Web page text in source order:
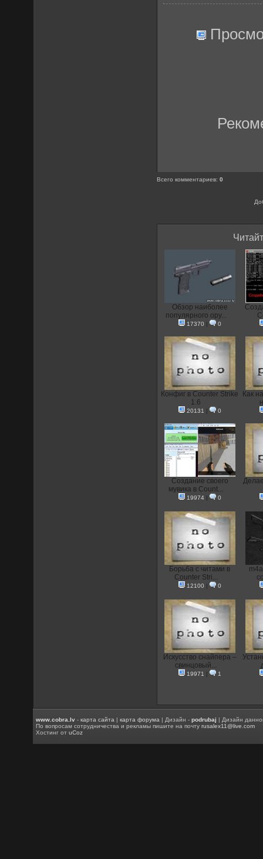
Всего комментариев:0
Обзор наиболее
популярного ору...
17370 | 0
Конфиг в Counter Strike
1.6
20131 | 0
Как
Создание своего
мувика в Count...
19974| 0
Борьба с читами в
Counter Stri...
12100 | 0
Искусство снайпера –
свинцовый...
19971 | 1
www.cobra.lv -карта сайта |карта форума | Дизайн -podrubaj | Дизайн
По вопросам сотрудничества и рекламы пишите на почтуrusalex11@live.com
Хостинг отuCoz